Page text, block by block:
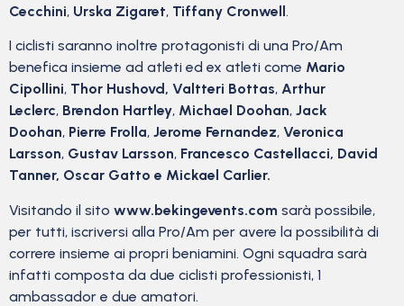
Cecchini, Urska Zigaret, Tiffany Cronwell.
I ciclisti saranno inoltre protagonisti di una Pro/Am
benefica insieme ad atleti ed ex atleti come Mario
Cipollini, Thor Hushovd, Valtteri Bottas, Arthur
Leclerc, Brendon Hartley, Michael Doohan, Jack
Doohan, Pierre Frolla, Jerome Fernandez, Veronica
Larsson, Gustav Larsson, Francesco Castellacci, David
Tanner, Oscar Gatto e Mickael Carlier.
Visitando il sito www.bekingevents.com sarà possibile,
per tutti, iscriversi alla Pro/Am per avere la possibilità di
correre insieme ai propri beniamini. Ogni squadra sarà
infatti composta da due ciclisti professionisti, 1
ambassador e due amatori.